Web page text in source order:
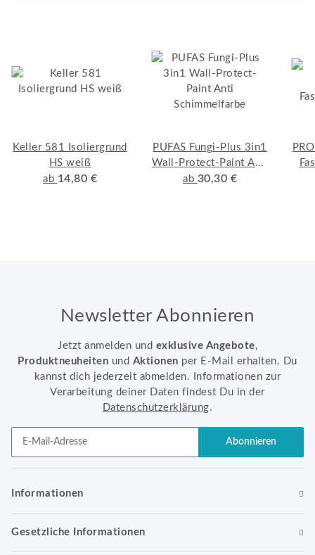
Keller 581 Isoliergrund
HS weiß
ab 14,80 €
PUFAS Fungi-Plus 3in1
Wall-Protect-Paint Anti
Schimmelfarbe
ab 30,30 €
Newsletter Abonnieren
Jetzt anmelden und exklusive Angebote,
Produktneuheiten und Aktionen per E-Mail erhalten. Du
kannst dich jederzeit abmelden. Informationen zur
Verarbeitung deiner Daten findest Du in der
Datenschutzerklärung.
Abonnieren
Informationen
Gesetzliche Informationen